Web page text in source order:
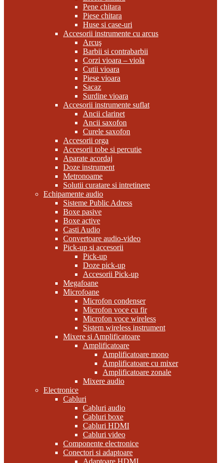
Pene chitara
Piese chitara
Huse si case-uri
Accesorii instrumente cu arcus
Arcuş
Barbii si contrabarbii
Corzi vioara – viola
Cutii vioara
Piese vioara
Sacaz
Surdine vioara
Accesorii instrumente suflat
Ancii clarinet
Ancii saxofon
Curele saxofon
Accesorii orga
Accesorii tobe si percutie
Aparate acordaj
Doze instrument
Metronoame
Solutii curatare si intretinere
Echipamente audio
Sisteme Public Adress
Boxe pasive
Boxe active
Casti Audio
Convertoare audio-video
Pick-up si accesorii
Pick-up
Doze pick-up
Accesorii Pick-up
Megafoane
Microfoane
Microfon condenser
Microfon voce cu fir
Microfon voce wireless
Sistem wireless instrument
Mixere si Amplificatoare
Amplificatoare
Amplificatoare mono
Amplificatoare cu mixer
Amplificatoare zonale
Mixere audio
Electronice
Cabluri
Cabluri audio
Cabluri boxe
Cabluri HDMI
Cabluri video
Componente electronice
Conectori si adaptoare
Adaptoare HDMI